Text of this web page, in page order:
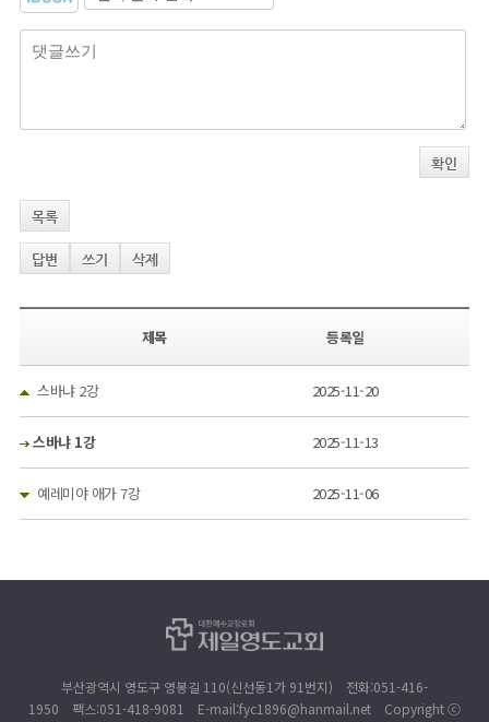
확인
목록
답변 쓰기 삭제
제목 등록일
스바냐 2강 2025-11-20
스바냐 1강 2025-11-13
예레미야 애가 7강 2025-11-06
부산광역시 영도구 영봉길 110(신선동1가 91번지) 전화:051-416-
1950 팩스:051-418-9081 E-mail:fyc1896@hanmail.net Copyright ⓒ